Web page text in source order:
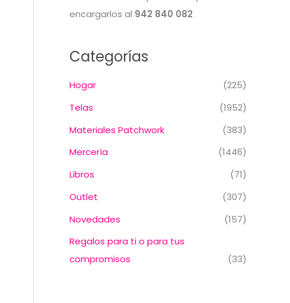
encargarlos al 942 840 082
Categorías
Hogar
(225)
Telas
(1952)
Materiales Patchwork
(383)
Mercería
(1446)
Libros
(71)
Outlet
(307)
Novedades
(157)
Regalos para ti o para tus
compromisos
(33)